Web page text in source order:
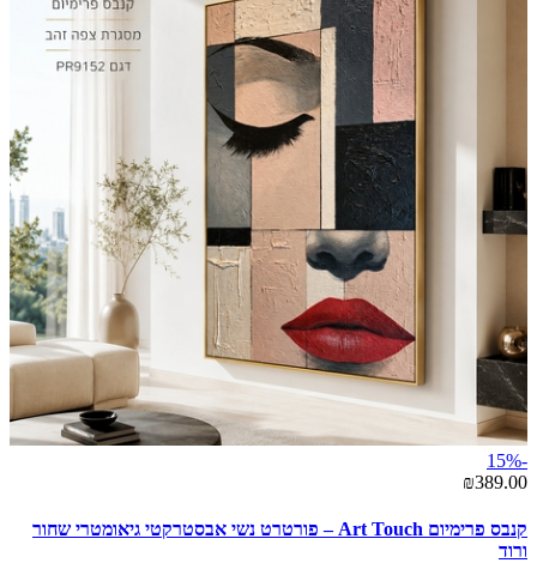
-15%
₪389.00
קנבס פרימיום Art Touch – פורטרט נשי אבסטרקטי גיאומטרי שחור
ורוד